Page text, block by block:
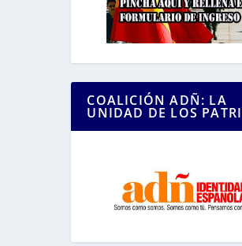
COALICIÓN ADÑ: LA
UNIDAD DE LOS